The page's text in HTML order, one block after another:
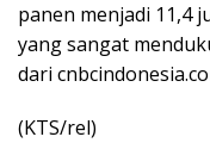
panen menjadi 11,4
yang sangat
dari
(KTS/rel)